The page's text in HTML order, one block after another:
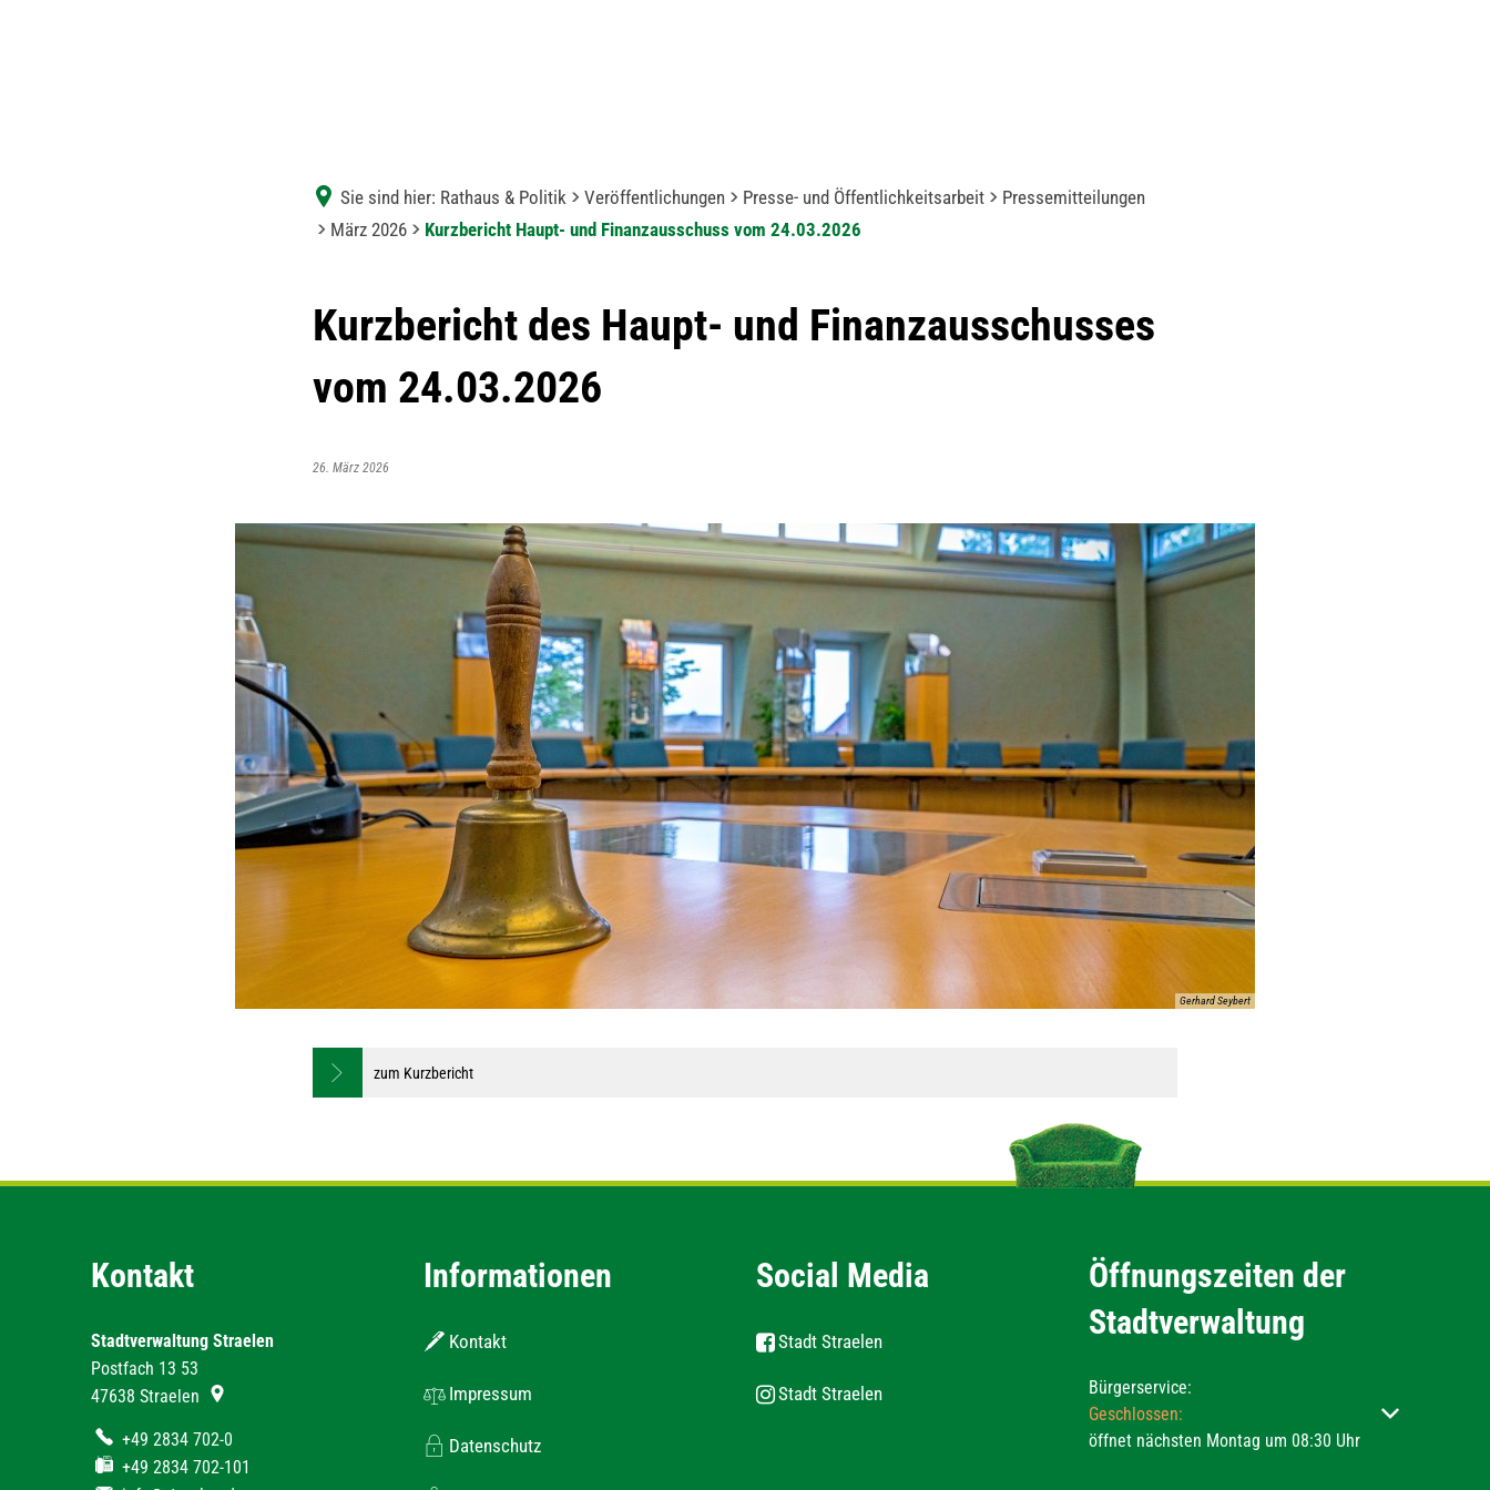
Sie sind hier: Rathaus & Politik Veröffentlichungen Presse- und Öffentlichkeitsarbeit
Pressemitteilungen
März 2026
Kurzbericht Haupt- und Finanzausschuss vom 24.03.2026
Kurzbericht des Haupt- und Finanzausschusses
vom 24.03.2026
26. März 2026
Gerhard Seybert
zum Kurzbericht
Kontakt
Stadtverwaltung Straelen
Postfach 13 53
47638 Straelen
+49 2834 702-0
+49 2834 702-101
Informationen
Kontakt
Impressum
Datenschutz
Social Media
Stadt Straelen
Stadt Straelen
Öffnungszeiten der
Stadtverwaltung
Bürgerservice:
Klicken, um weitere Öffnungs- oder Schließzeiten
Geschlossen:
öffnet nächsten Montag um 08:30 Uhr